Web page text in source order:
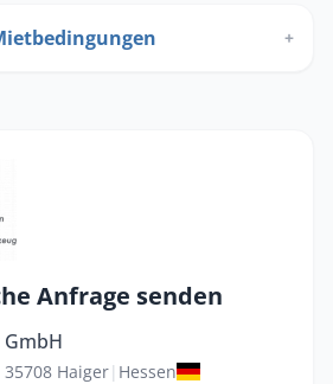
+
Anfrage senden
Haiger| Hessen